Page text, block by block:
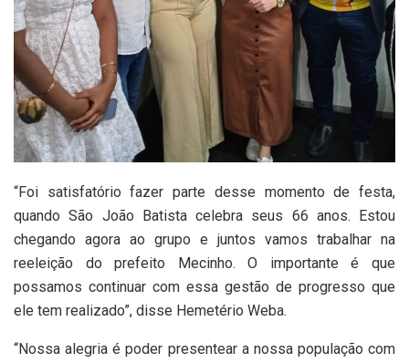
“Foi satisfatório fazer parte desse momento de festa,
quando São João Batista celebra seus 66 anos. Estou
chegando agora ao grupo e juntos vamos trabalhar na
reeleição do prefeito Mecinho. O importante é que
possamos continuar com essa gestão de progresso que
ele tem realizado”, disse Hemetério Weba.
“Nossa alegria é poder presentear a nossa população com